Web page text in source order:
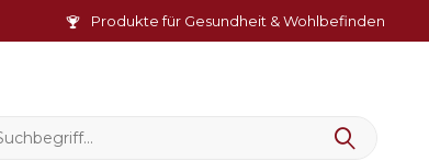
Produkte für Gesundheit & Wohlbefinden